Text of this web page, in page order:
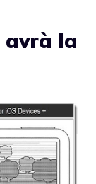
avrà la